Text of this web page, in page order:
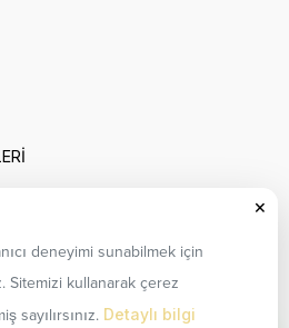
deneyimi sunabilmek için
Sitemizi kullanarak çerez
sayılırsınız. Detaylı bilgi
×